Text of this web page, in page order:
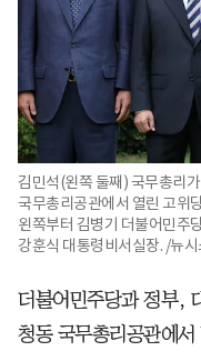
김민석(왼쪽 둘째) 국무총리
국무총리공관에서 열린 고위
왼쪽부터 김병기 더불어민주
강훈식 대통령비서실장. /뉴시
더불어민주당과 정부,
청동 국무총리공관에